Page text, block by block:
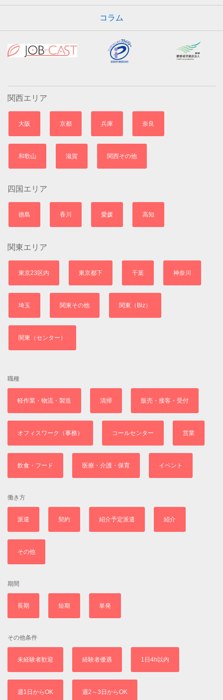
コラム
関西エリア
大阪 京都 兵庫 奈良
和歌山 滋賀 関西その他
四国エリア
徳島 香川 愛媛 高知
関東エリア
東京23区内 東京都下 千葉 神奈川
埼玉 関東その他 関東（Biz）
関東（センター）
職種
軽作業・物流・製造 清掃 販売・接客・受付
オフィスワーク（事務） コールセンター 営業
飲食・フード 医療・介護・保育 イベント
働き方
派遣 契約 紹介予定派遣 紹介
その他
期間
長期 短期 単発
その他条件
未経験者歓迎 経験者優遇 1日4h以内
週1日からOK 週2～3日からOK